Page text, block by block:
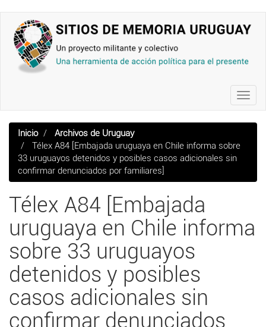
contenido
principal
Inicio
Archivos de Uruguay
Télex A84 [Embajada uruguaya en Chile informa sobre
33 uruguayos detenidos y posibles casos adicionales sin
confirmar denunciados por familiares]
Télex A84 [Embajada
uruguaya en Chile informa
sobre 33 uruguayos
detenidos y posibles
casos adicionales sin
confirmar denunciados